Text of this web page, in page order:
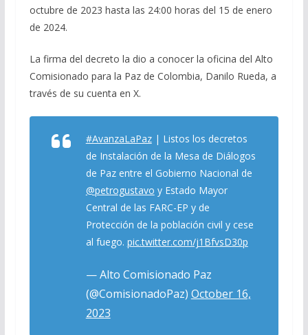
octubre de 2023 hasta las 24:00 horas del 15 de enero
de 2024.
La firma del decreto la dio a conocer la oficina del Alto
Comisionado para la Paz de Colombia, Danilo Rueda, a
través de su cuenta en X.
#AvanzaLaPaz| Listos los decretos
de Instalación de la Mesa de Diálogos
de Paz entre el Gobierno Nacional de
@petrogustavo y Estado Mayor
Central de las FARC-EP y de
Protección de la población civil y cese
al fuego. pic.twitter.com/j1BfvsD30p
— Alto Comisionado Paz
(@ComisionadoPaz) October 16,
2023